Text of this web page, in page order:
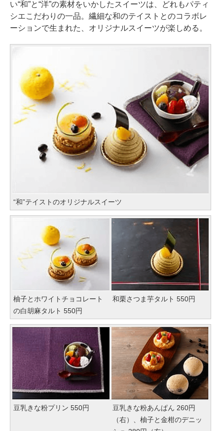
い“和”と“洋”の素材をいかしたスイーツは、どれもパティ
シエこだわりの一品。繊細な和のテイストとのコラボレ
ーションで生まれた、オリジナルスイーツが楽しめる。
“和”テイストのオリジナルスイーツ
柚子とホワイトチョコレート
の白胡麻タルト 550円
和栗さつま芋タルト 550円
豆乳きな粉プリン 550円
豆乳きな粉あんぱん 260円
（右）、柚子と金柑のデニッ